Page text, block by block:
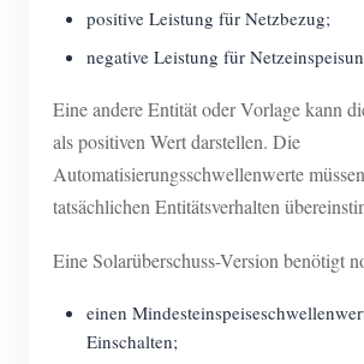
positive Leistung für Netzbezug;
negative Leistung für
Eine andere Entität oder Vorlage kann
als positiven Wert darstellen. Die
Automatisierungsschwellenwerte
tatsächlichen Entitätsverhalten
Eine Solarüberschuss-Version benötigt
einen
Einschalten;